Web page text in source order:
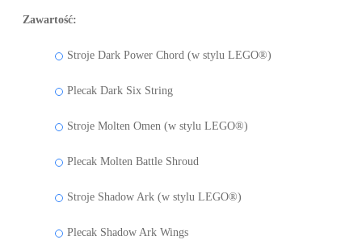
Zawartość:
Stroje Dark Power Chord (w stylu LEGO®)
Plecak Dark Six String
Stroje Molten Omen (w stylu LEGO®)
Plecak Molten Battle Shroud
Stroje Shadow Ark (w stylu LEGO®)
Plecak Shadow Ark Wings